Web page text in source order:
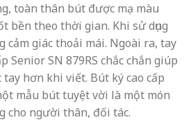
toàn thân bút được mạ màu
bền theo thời gian. Khi sử dụng
cảm giác thoải mái. Ngoài ra, tay
Senior SN 879RS chắc chắn giúp
tay hơn khi viết. Bút ký cao cấp
mẫu bút tuyệt vời là một món
cho người thân, đối tác.